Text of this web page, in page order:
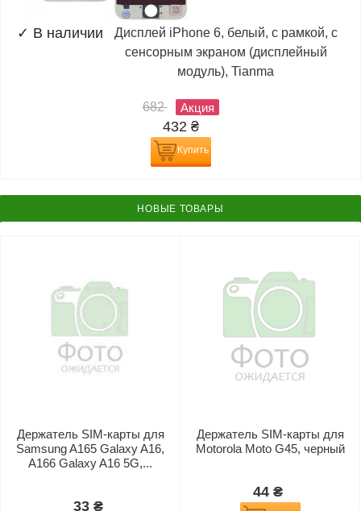
✓ В наличии
Дисплей iPhone 6, белый, с рамкой, с
сенсорным экраном (дисплейный
модуль), Tianma
682 Акция
432 ₴
Купить
НОВЫЕ ТОВАРЫ
Держатель SIM-карты для
Samsung A165 Galaxy A16,
A166 Galaxy A16 5G,...
33 ₴
Держатель SIM-карты для
Motorola Moto G45, черный
44 ₴